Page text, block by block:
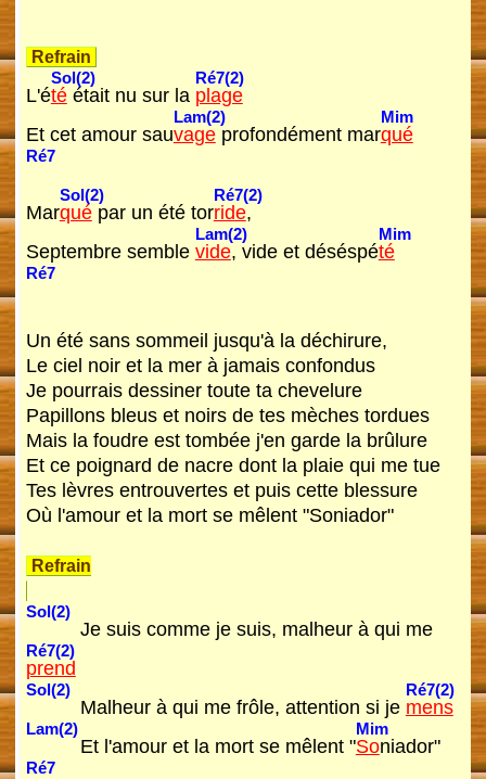
Refrain
L'é
Sol(2)
téétait nu sur la
Ré7(2)
plage
Et cet amour sau
Lam(2)
vageprofondément mar
Mim
qué
Ré7
Mar
Sol(2)
quépar un été tor
Ré7(2)
ride,
Septembre semble
Lam(2)
vide, vide et déséspé
Mim
té
Ré7
Un été sans sommeil jusqu'à la déchirure,
Le ciel noir et la mer à jamais confondus
Je pourrais dessiner toute ta chevelure
Papillons bleus et noirs de tes mèches tordues
Mais la foudre est tombée j'en garde la brûlure
Et ce poignard de nacre dont la plaie qui me tue
Tes lèvres entrouvertes et puis cette blessure
Où l'amour et la mort se mêlent "Soniador"
Refrain
Sol(2)
Je suis comme je suis, malheur à qui me
Ré7(2)
prend
Sol(2)
Malheur à qui me frôle, attention si je
Ré7(2)
mens
Lam(2)
Et l'amour et la mort se mêlent "
Mim
Soniador"
Ré7